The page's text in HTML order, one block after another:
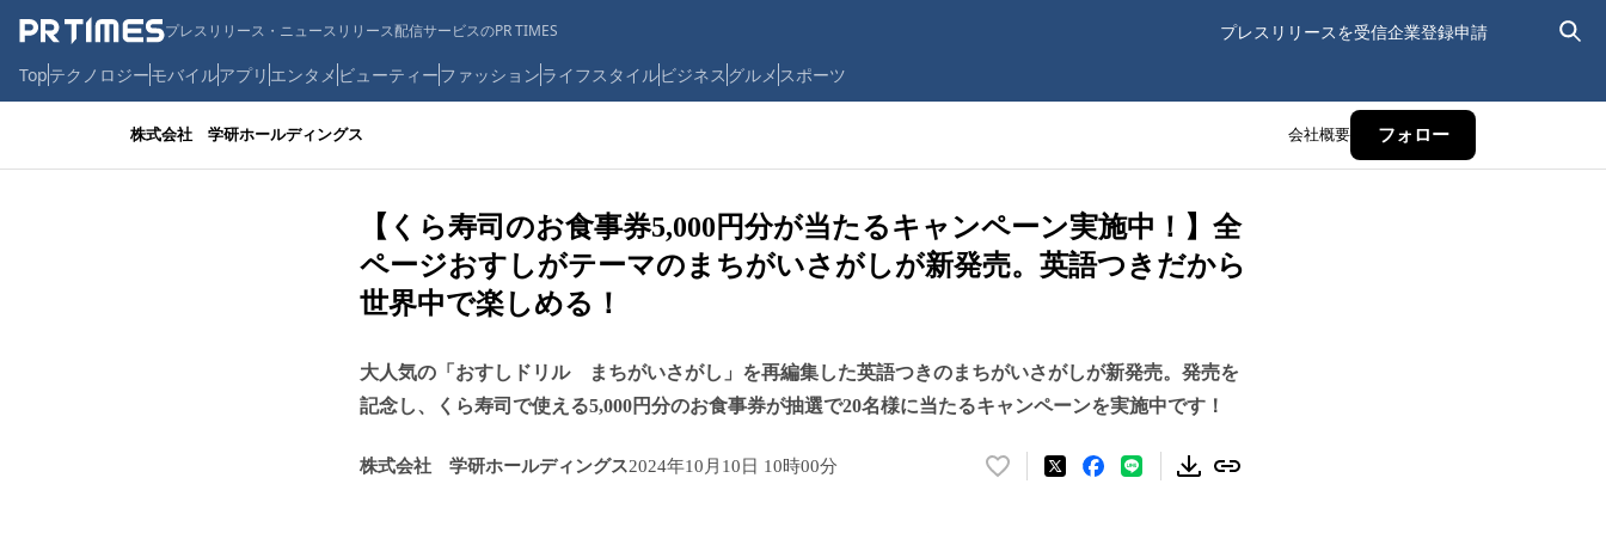
プレスリリース・ニュースリリース配信サービスのPR TIMES プレスリリースを受信企業登録申請
Topテクノロジーモバイルアプリ エンタメ ビューティーファッションライフスタイルビジネス グルメ スポーツ
株式会社 学研ホールディングス 会社概要 フォロー
【くら寿司のお食事券5,000円分が当たるキャンペーン実施中！】全
ページおすしがテーマのまちがいさがしが新発売。英語つきだから
世界中で楽しめる！
大人気の「おすしドリル まちがいさがし」を再編集した英語つきのまちがいさがしが新発売。発売を
記念し、くら寿司で使える5,000円分のお食事券が抽選で20名様に当たるキャンペーンを実施中です！
株式会社 学研ホールディングス2024年10月10日 10時00分
い